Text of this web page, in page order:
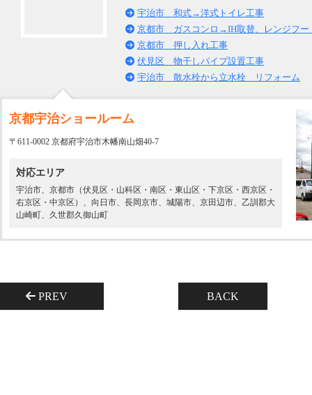
宇治市 和式→洋式トイレ工事
京都市 ガスコンロ→IH取替、レンジフー
京都市 押し入れ工事
伏見区 物干しパイプ設置工事
宇治市 散水栓から立水栓 リフォーム
京都宇治ショールーム
〒611-0002 京都府宇治市木幡南山畑40-7
対応エリア
宇治市、京都市（伏見区・山科区・南区・東山区・下京区・西京区・
右京区・中京区）、向日市、長岡京市、城陽市、京田辺市、乙訓郡大
山崎町、久世郡久御山町
PREV BACK